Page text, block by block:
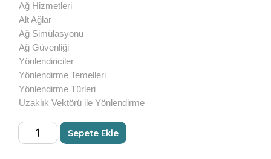
Ağ Hizmetleri
Alt Ağlar
Ağ Simülasyonu
Ağ Güvenliği
Yönlendiriciler
Yönlendirme Temelleri
Yönlendirme Türleri
Uzaklık Vektörü ile Yönlendirme
AĞ
SİSTEMLERİ
Sepete Ekle